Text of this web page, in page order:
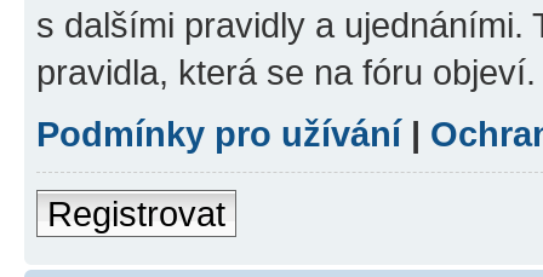
s dalšími pravidly a ujednáními.
pravidla, která se na fóru objeví.
Podmínky pro užívání |
Registrovat